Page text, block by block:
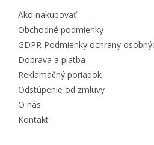
Ako nakupovať
Obchodné podmienky
GDPR Podmienky ochrany
Doprava a platba
Reklamačný poriadok
Odstúpenie od zmluvy
O nás
Kontakt